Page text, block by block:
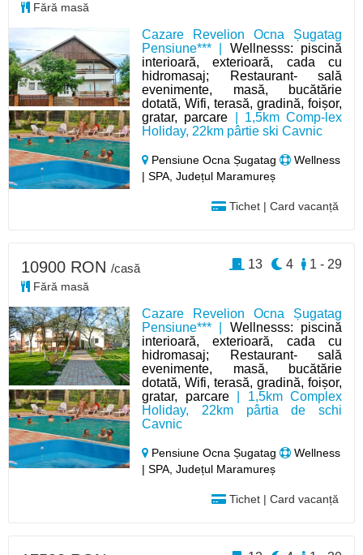
Cazare Revelion Ocna Șugatag
Pensiune*** | Wellnesss: piscină
interioară, exterioară, cada cu
hidromasaj; Restaurant- sală
evenimente, masă, bucătărie
dotată, Wifi, terasă, gradină, foișor,
gratar, parcare | 1,5km Comp-lex
Holiday, 22km pârtie ski Cavnic
Pensiune Ocna Șugatag
Wellness
| SPA, Județul Maramureș
Tichet | Card vacanță
Fără masă
Cazare Revelion Ocna Șugatag
Pensiune*** | Wellnesss: piscină
interioară, exterioară, cada cu
hidromasaj; Restaurant- sală
evenimente, masă, bucătărie
dotată, Wifi, terasă, gradină, foișor,
gratar, parcare| 1,5km Complex
Holiday, 22km pârtia de schi
Cavnic
Pensiune Ocna Șugatag
Wellness
| SPA, Județul Maramureș
Tichet | Card vacanță
10900 RON /casă
Fără masă
1 - 29
4
13